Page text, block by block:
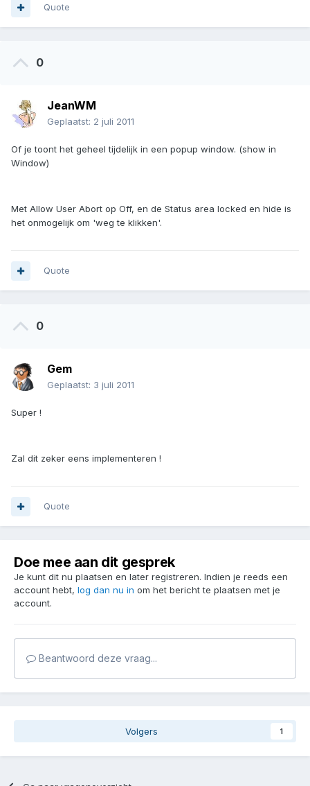
Quote
0
JeanWM
Geplaatst: 2 juli 2011
Of je toont het geheel tijdelijk in een popup window. (show in
Window)
Met Allow User Abort op Off, en de Status area locked en hide is
het onmogelijk om 'weg te klikken'.
Quote
0
Gem
Geplaatst: 3 juli 2011
Super !
Zal dit zeker eens implementeren !
Quote
Doe mee aan dit gesprek
Je kunt dit nu plaatsen en later registreren. Indien je reeds een
account hebt, log dan nu in om het bericht te plaatsen met je
account.
Beantwoord deze vraag...
Volgers 1